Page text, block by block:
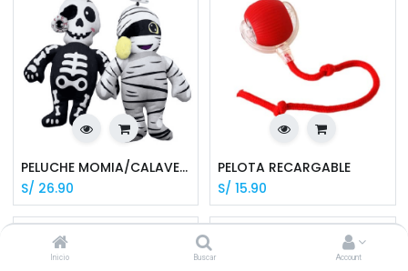
Inicio Buscar Account
PELUCHE MOMIA/CALAVERA OJO SUELTO
S/ 26.90
PELOTA RECARGABLE
S/ 15.90